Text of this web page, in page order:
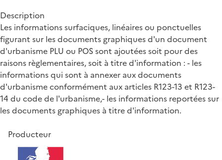
Description
Les informations surfaciques, linéaires ou ponctuelles
figurant sur les documents graphiques d'un document
d'urbanisme PLU ou POS sont ajoutées soit pour des
raisons règlementaires, soit à titre d'information : - les
informations qui sont à annexer aux documents
d'urbanisme conformément aux articles R123-13 et R123-
14 du code de l'urbanisme,- les informations reportées sur
les documents graphiques à titre d'information.
Producteur